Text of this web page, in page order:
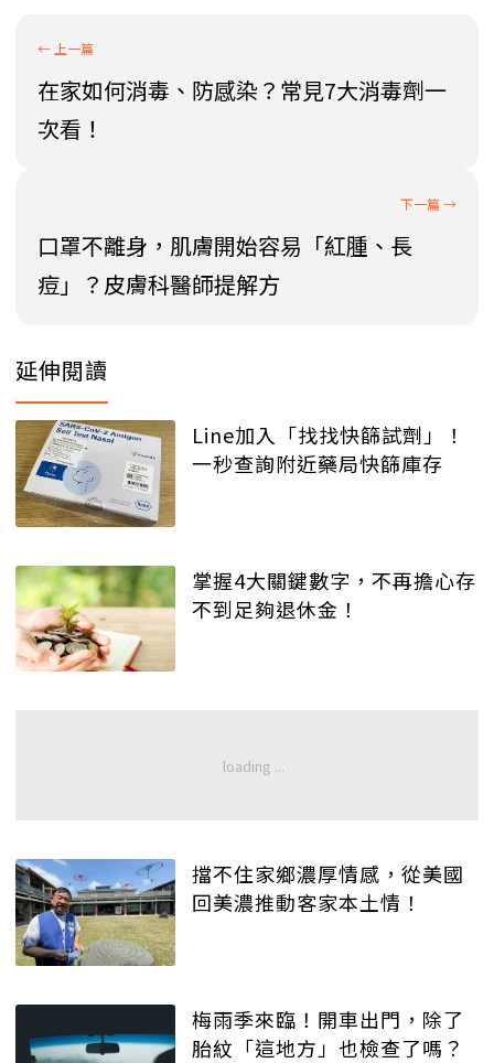
在家如何消毒、防感染？常見7大消毒劑一
次看！
口罩不離身，肌膚開始容易「紅腫、長
痘」？皮膚科醫師提解方
延伸閱讀
Line加入「找找快篩試劑」！
一秒查詢附近藥局快篩庫存
掌握4大關鍵數字，不再擔心存
不到足夠退休金！
擋不住家鄉濃厚情感，從美國
回美濃推動客家本土情！
梅雨季來臨！開車出門，除了
胎紋「這地方」也檢查了嗎？